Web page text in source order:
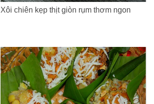
Xôi chiên kẹp thịt giòn rụm thơm ngon